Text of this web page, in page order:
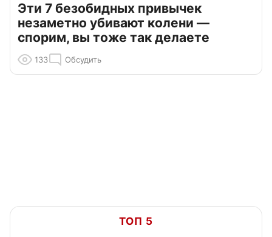
Эти 7 безобидных привычек
незаметно убивают колени —
спорим, вы тоже так делаете
133 Обсудить
ТОП 5